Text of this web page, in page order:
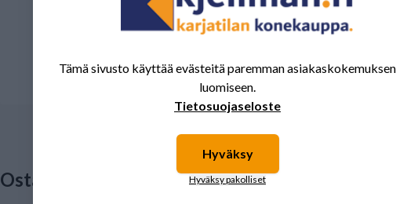
Osta myös
Tämä sivusto käyttää evästeitä paremman asiakaskokemuksen
luomiseen.
Tietosuojaseloste
Hyväksy
Hyväksy pakolliset